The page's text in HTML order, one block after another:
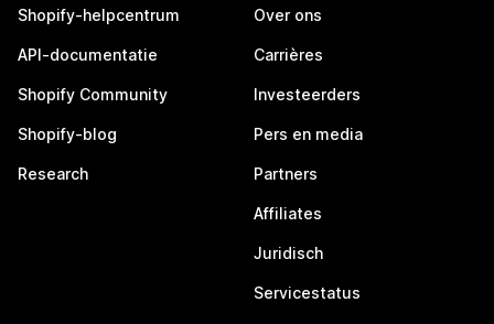
Shopify-helpcentrum
API-documentatie
Shopify Community
Shopify-blog
Research
Over ons
Carrières
Investeerders
Pers en media
Partners
Affiliates
Juridisch
Servicestatus